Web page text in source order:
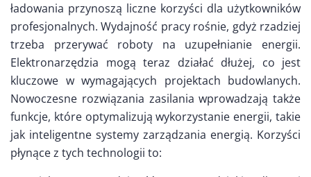
ładowania przynoszą liczne korzyści dla użytkowników
profesjonalnych. Wydajność pracy rośnie, gdyż rzadziej
trzeba przerywać roboty na uzupełnianie energii.
Elektronarzędzia mogą teraz działać dłużej, co jest
kluczowe w wymagających projektach budowlanych.
Nowoczesne rozwiązania zasilania wprowadzają także
funkcje, które optymalizują wykorzystanie energii, takie
jak inteligentne systemy zarządzania energią. Korzyści
płynące z tych technologii to: